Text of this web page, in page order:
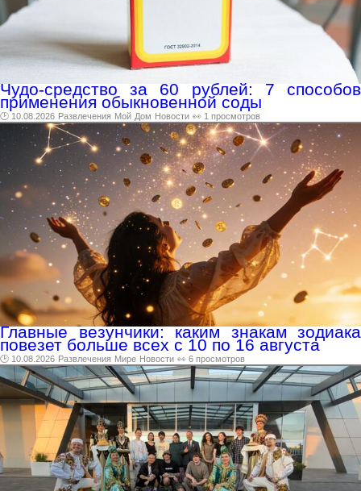
Чудо-средство за 60 рублей: 7 способов
применения обыкновенной соды
🕑 10.08.2026 Развлечения Мой Дом Новости 👀 1 просмотров
Главные везунчики: каким знакам зодиака
повезет больше всех с 10 по 16 августа
🕑 10.08.2026 Развлечения Мире Новости 👀 6 просмотров